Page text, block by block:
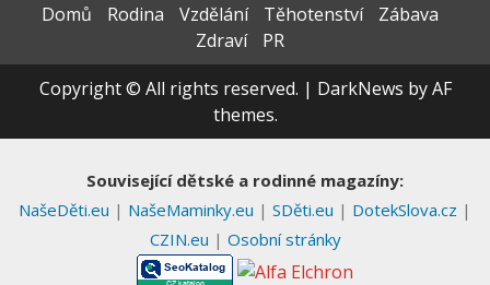
Domů Rodina Vzdělání Těhotenství
Zábava
Zdraví
PR
Copyright © All rights reserved. | DarkNews by AF
themes.
Související dětské a rodinné magazíny:
NašeDěti.eu | NašeMaminky.eu | SDěti.eu | DotekSlova.cz |
CZIN.eu | Osobní stránky